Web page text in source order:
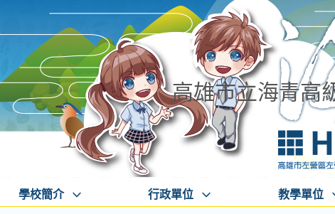
高雄市立海青高
學校簡介 行政單位 教學單位